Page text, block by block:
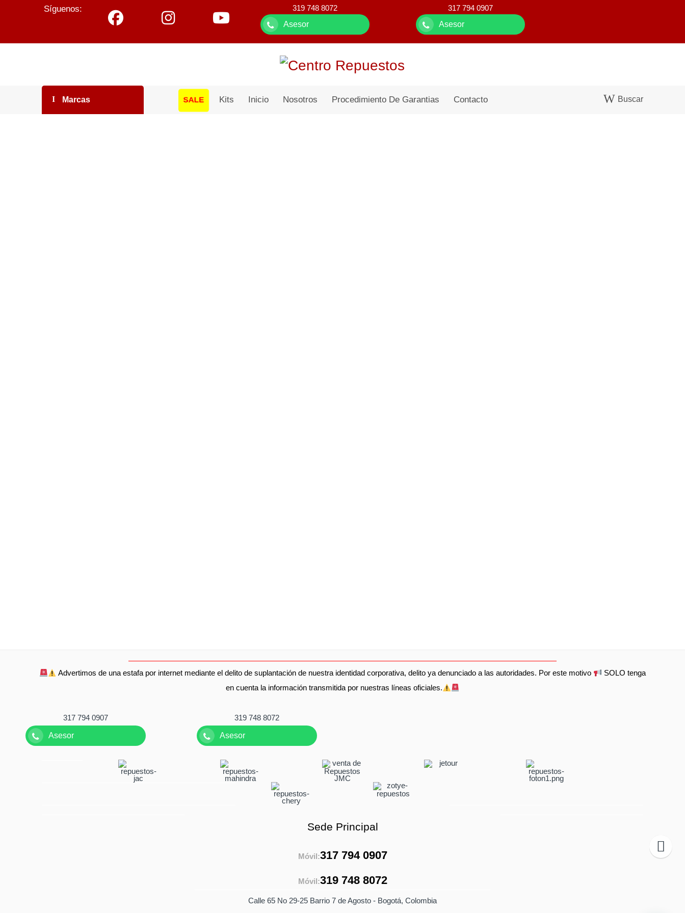
Síguenos: 319 748 8072
Asesor
317 794 0907
Asesor
Marcas SALE Kits Inicio Nosotros Procedimiento De Garantias Contacto Buscar
Advertimos de una estafa por internet mediante el delito de suplantación de nuestra identidad corporativa, delito ya denunciado a las autoridades. Por este motivo
SOLO tenga
en cuenta la información transmitida por nuestras líneas oficiales.
317 794 0907
Asesor
319 748 8072
Asesor
Sede Principal
Móvil:317 794 0907
Móvil:319 748 8072
Calle 65 No 29-25 Barrio 7 de Agosto - Bogotá, Colombia